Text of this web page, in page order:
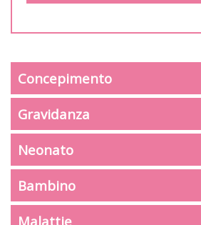
Concepimento
Gravidanza
Neonato
Bambino
Malattie